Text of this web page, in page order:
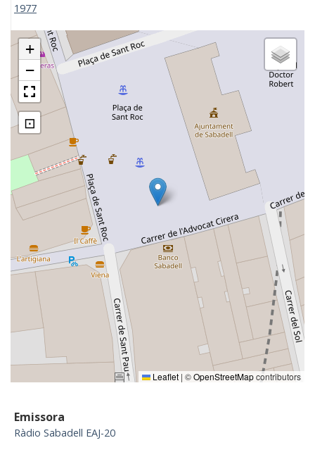
1977
+
−
⊡
Leaflet | ©OpenStreetMapcontributors
Emissora
Ràdio Sabadell EAJ-20